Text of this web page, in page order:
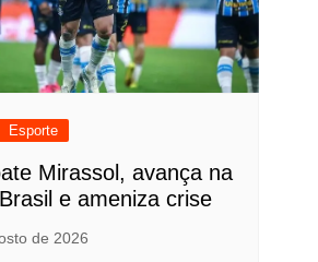
Esporte
Mirassol, avança na
e ameniza crise
de 2026